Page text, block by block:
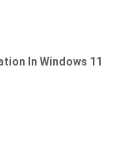
In Windows 11